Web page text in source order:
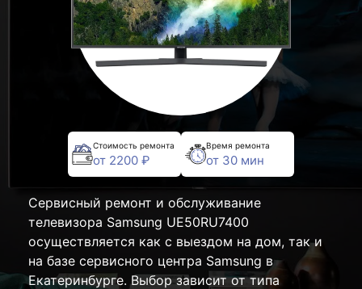
Стоимость ремонта
от 2200 ₽
Время ремонта
от 30 мин
Сервисный ремонт и обслуживание
телевизора Samsung UE50RU7400
осуществляется как с выездом на дом, так и
на базе сервисного центра Samsung в
Екатеринбурге. Выбор зависит от типа